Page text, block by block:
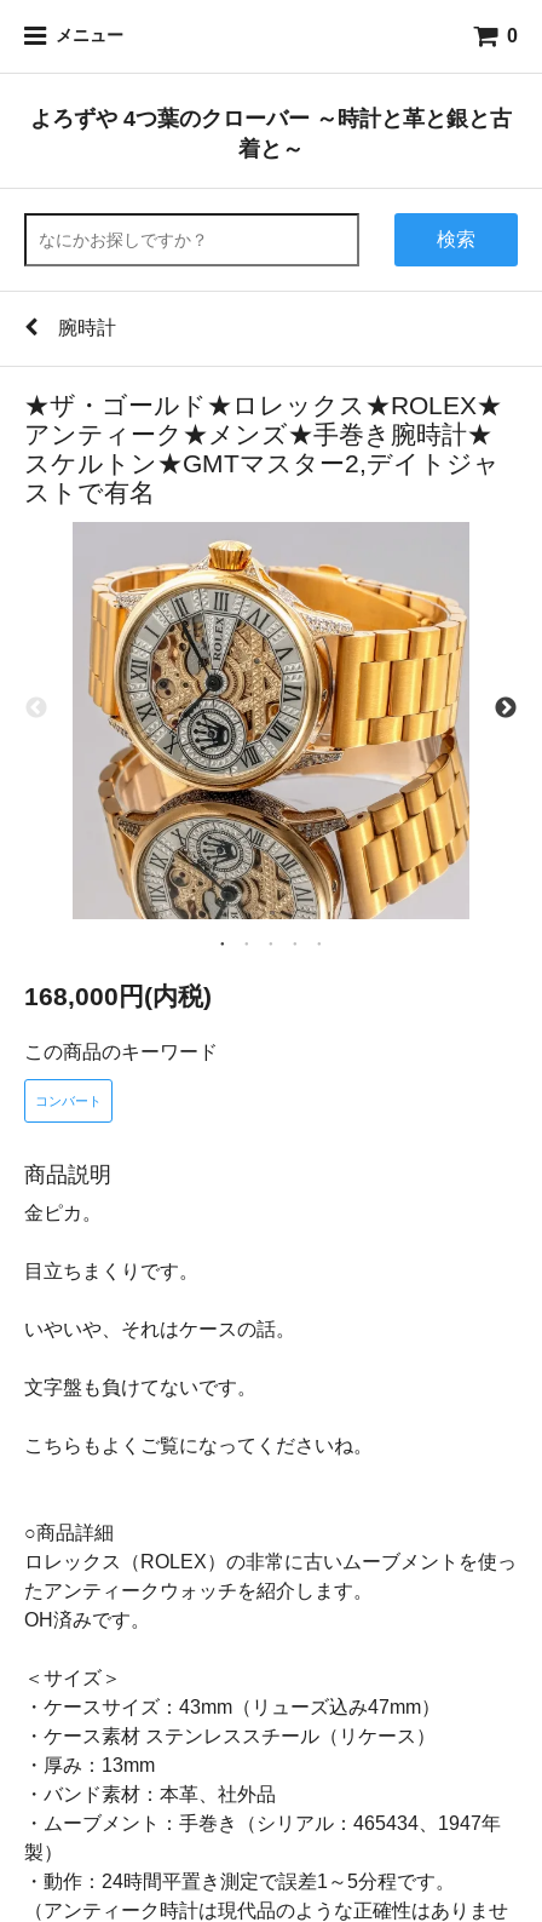
メニュー 0
よろずや 4つ葉のクローバー ～時計と革と銀と古
着と～
検索
腕時計
★ザ・ゴールド★ロレックス★ROLEX★
アンティーク★メンズ★手巻き腕時計★
スケルトン★GMTマスター2,デイトジャ
ストで有名
168,000円(内税)
この商品のキーワード
コンバート
商品説明
金ピカ。
目立ちまくりです。
いやいや、それはケースの話。
文字盤も負けてないです。
こちらもよくご覧になってくださいね。
○商品詳細
ロレックス（ROLEX）の非常に古いムーブメントを使っ
たアンティークウォッチを紹介します。
OH済みです。
＜サイズ＞
・ケースサイズ：43mm（リューズ込み47mm）
・ケース素材 ステンレススチール（リケース）
・厚み：13mm
・バンド素材：本革、社外品
・ムーブメント：手巻き（シリアル：465434、1947年
製）
・動作：24時間平置き測定で誤差1～5分程です。
（アンティーク時計は現代品のような正確性はありませ